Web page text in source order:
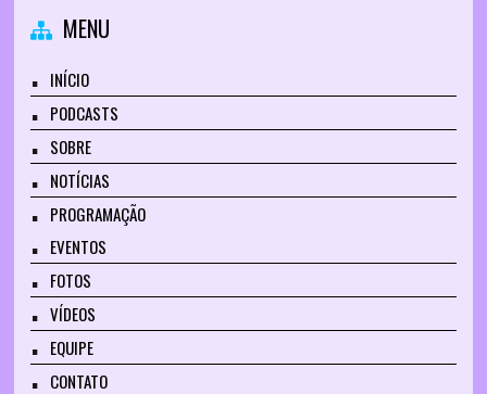
MENU
INÍCIO
PODCASTS
SOBRE
NOTÍCIAS
PROGRAMAÇÃO
EVENTOS
FOTOS
VÍDEOS
EQUIPE
CONTATO